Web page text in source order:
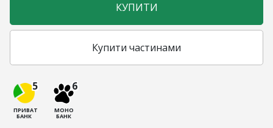
КУПИТИ
Купити частинами
5
ПРИВАТ
БАНК
6
МОНО
БАНК